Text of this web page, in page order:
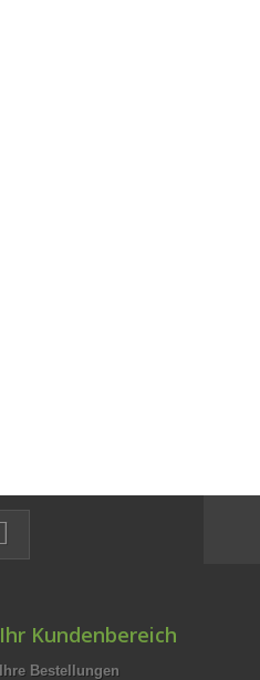
Ihr Kundenbereich
Ihre Bestellungen